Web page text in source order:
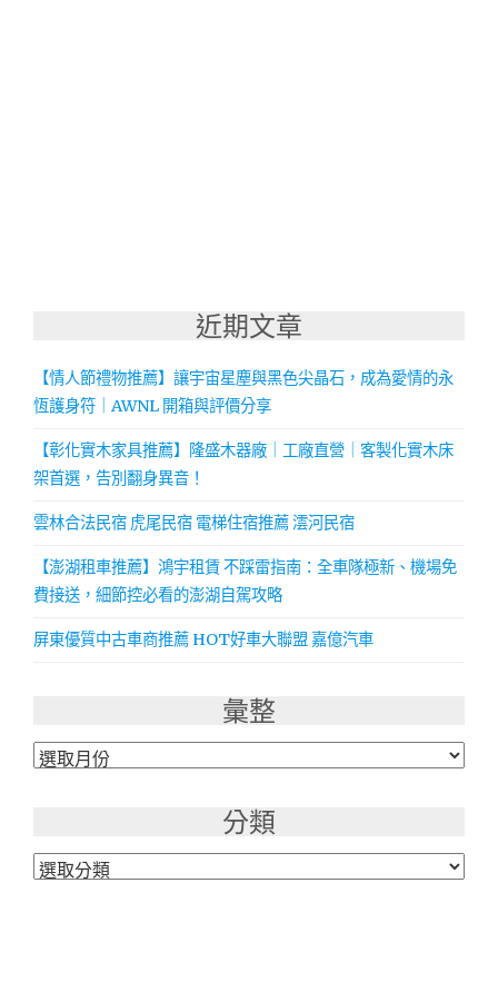
近期文章
【情人節禮物推薦】讓宇宙星塵與黑色尖晶石，成為愛情的永
恆護身符｜AWNL 開箱與評價分享
【彰化實木家具推薦】隆盛木器廠｜工廠直營｜客製化實木床
架首選，告別翻身異音！
雲林合法民宿 虎尾民宿 電梯住宿推薦 澐河民宿
【澎湖租車推薦】鴻宇租賃 不踩雷指南：全車隊極新、機場免
費接送，細節控必看的澎湖自駕攻略
屏東優質中古車商推薦 HOT好車大聯盟 嘉億汽車
彙整
彙
分類
分